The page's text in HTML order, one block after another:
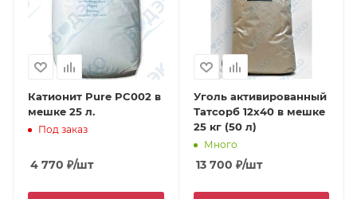
Катионит Pure PC002 в
мешке 25 л.
Под заказ
4 770 ₽/шт
Уголь активированный
Татсорб 12х40 в мешке
25 кг (50 л)
Много
13 700 ₽/шт